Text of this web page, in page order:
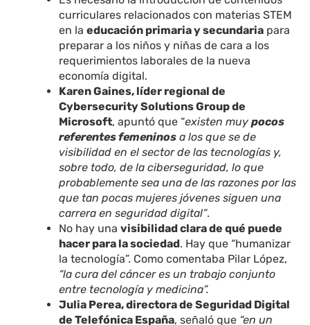
curriculares relacionados con materias STEM
en laeducación primaria y secundaria para
preparar a los niños y niñas de cara a los
requerimientos laborales de la nueva
economía digital.
Karen Gaines, líder regional de
Cybersecurity Solutions Group de
Microsoft, apuntó que “existen muypocos
referentes femeninos a los que se de
visibilidad en el sector de las tecnologías y,
sobre todo, de la ciberseguridad, lo que
probablemente sea una de las razones por las
que tan pocas mujeres jóvenes siguen una
carrera en seguridad digital”.
No hay unavisibilidad clara de qué puede
hacer para la sociedad. Hay que “humanizar
la tecnología”. Como comentaba Pilar López,
“la cura del cáncer es un trabajo conjunto
entre tecnología y medicina”.
Julia Perea, directora de Seguridad Digital
de Telefónica España, señaló que “en un